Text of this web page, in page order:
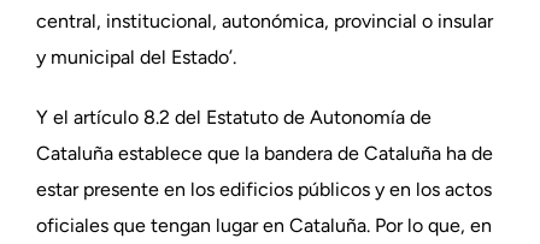
central, institucional, autonómica, provincial o insular
y municipal del Estado’.
Y el artículo 8.2 del Estatuto de Autonomía de
Cataluña establece que la bandera de Cataluña ha de
estar presente en los edificios públicos y en los actos
oficiales que tengan lugar en Cataluña. Por lo que, en